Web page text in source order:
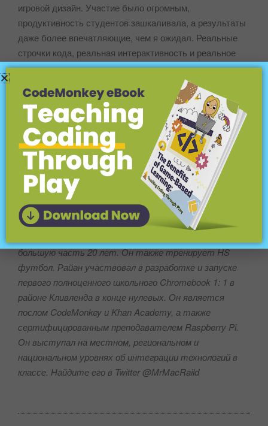
игровой дизайн. Участие было огромным,
продуктивность студентов зашкаливала, а результаты
даже более впечатляющие, чем я ожидал. Реальные
строчки кода, реальная интерактивность и реальное
программирование вдохновляют моих учеников, а
также этого опытного учителя с 20-летним стажем
изучать что-то новое каждый день.
БИО:
RyМакрейлд - учитель информатики в средней школе
в школьном округе Брексвилл-Бродвью-Хайтс в
пригороде к югу от Кливленда, штат Огайо. Бывший
учитель естественных наук, Макрейлд проработал
большую часть 20 лет. Он также тренирует HS
футбол. Райан участвовал в разработке и запуске
первого полноценного школьного Chromebook 1: 1 в
районе Кливленда в конце нулевых. Он является
послом CodeMonkey и Khan Academy, а также
сертифицированным преподавателем Raspberry Pi.
Он выступал на местном, региональном и
национальном уровнях об интеграции технологий в
классе. Найдите его в Twitter @MrMacRaild